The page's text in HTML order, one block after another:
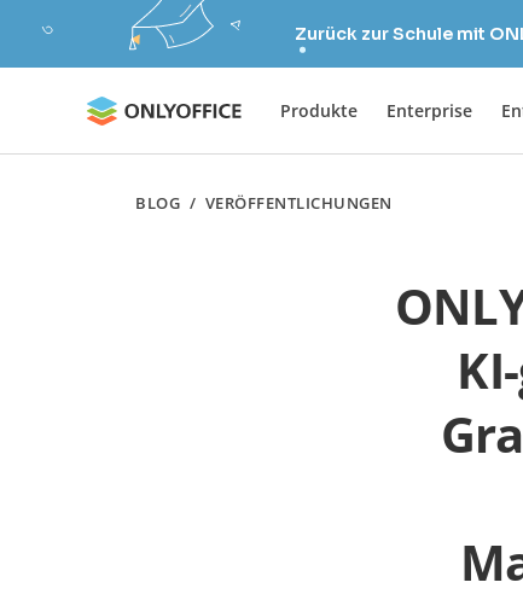
Zurück zur Schule mit
Produkte Enterprise
BLOG / VERÖFFENTLICHUNGEN